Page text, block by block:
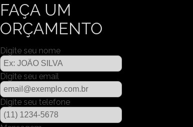
FAÇA UM
ORÇAMENTO
Digite seu nome
Digite seu email
Digite seu telefone